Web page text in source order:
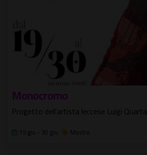
Monocromo
Progetto dell'artista leccese Luigi Quarta
19 giu - 30 giu Mostre